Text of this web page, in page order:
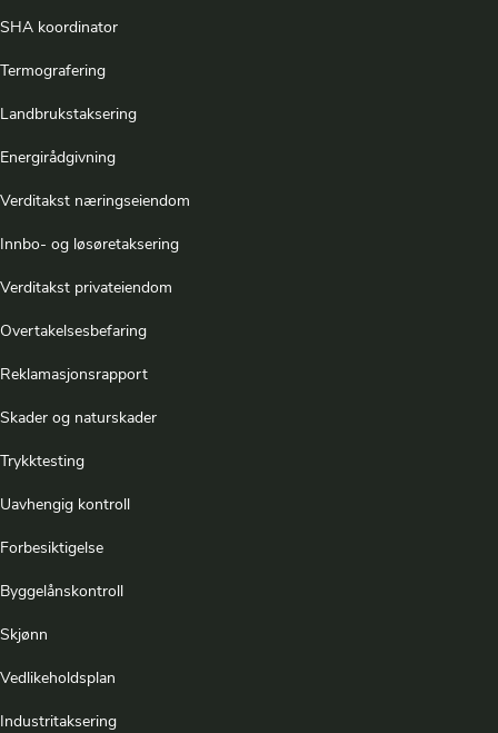
SHA koordinator
Termografering
Landbrukstaksering
Energirådgivning
Verditakst næringseiendom
Innbo- og løsøretaksering
Verditakst privateiendom
Overtakelsesbefaring
Reklamasjonsrapport
Skader og naturskader
Trykktesting
Uavhengig kontroll
Forbesiktigelse
Byggelånskontroll
Skjønn
Vedlikeholdsplan
Industritaksering